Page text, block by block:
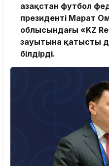
Қазақстан футбол
президенті Марат
облысындағы «KZ
зауытына қатысты
білдірді.